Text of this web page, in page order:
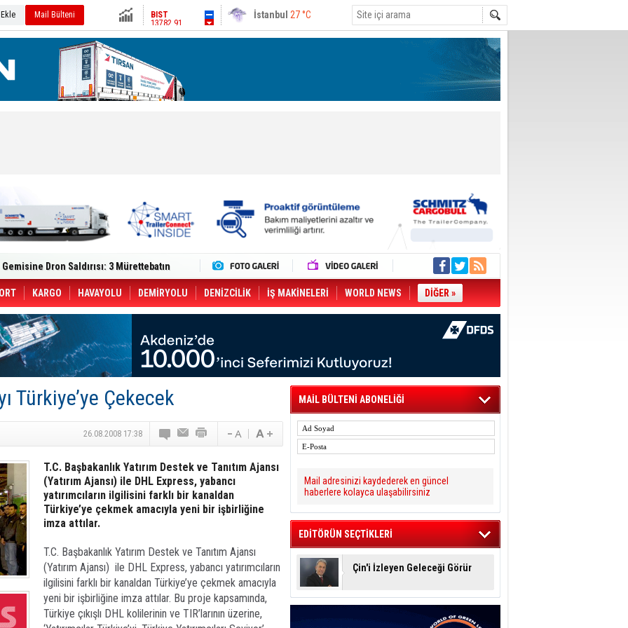
Mail Bülteni
Altın6605.25
Ankara31 °C
Master Red EDITION'ı ÖKN Lojistik
CCO'su Oldu
49 Destinasyonda İndirimli Taşıma
Aybir Lojistik Filosuna Katıldı
Dergi)
Yönetimini Dijitalleştiriyor
in June, Up 8.5%
ile Güçlendirdi
Saadia Zahidi Getirildi. IATA Tarihinde İlk
Zahidi as Director General
Ankara ile Hizmet Ağını Güçlendirdi
KARGO HAVAYOLU DEMİRYOLU DENİZCİLİK İŞ MAKİNELERİ WORLD NEWS DİĞER »
Türkiye’ye Çekecek
26.08.2008 17:38
T.C. Başbakanlık Yatırım Destek ve Tanıtım Ajansı
(Yatırım Ajansı) ile DHL Express, yabancı
yatırımcıların ilgilisini farklı bir kanaldan
Türkiye’ye çekmek amacıyla yeni bir işbirliğine
imza attılar.
T.C. Başbakanlık Yatırım Destek ve Tanıtım Ajansı
(Yatırım Ajansı) ile DHL Express, yabancı yatırımcıların
ilgilisini farklı bir kanaldan Türkiye’ye çekmek amacıyla
yeni bir işbirliğine imza attılar. Bu proje kapsamında,
Türkiye çıkışlı DHL kolilerinin ve TIR’larının üzerine,
MAİL BÜLTENİ ABONELİĞİ
Mail adresinizi kaydederek en güncel
haberlere kolayca ulaşabilirsiniz
EDİTÖRÜN SEÇTİKLERİ
Çin'i İzleyen Geleceği Görür